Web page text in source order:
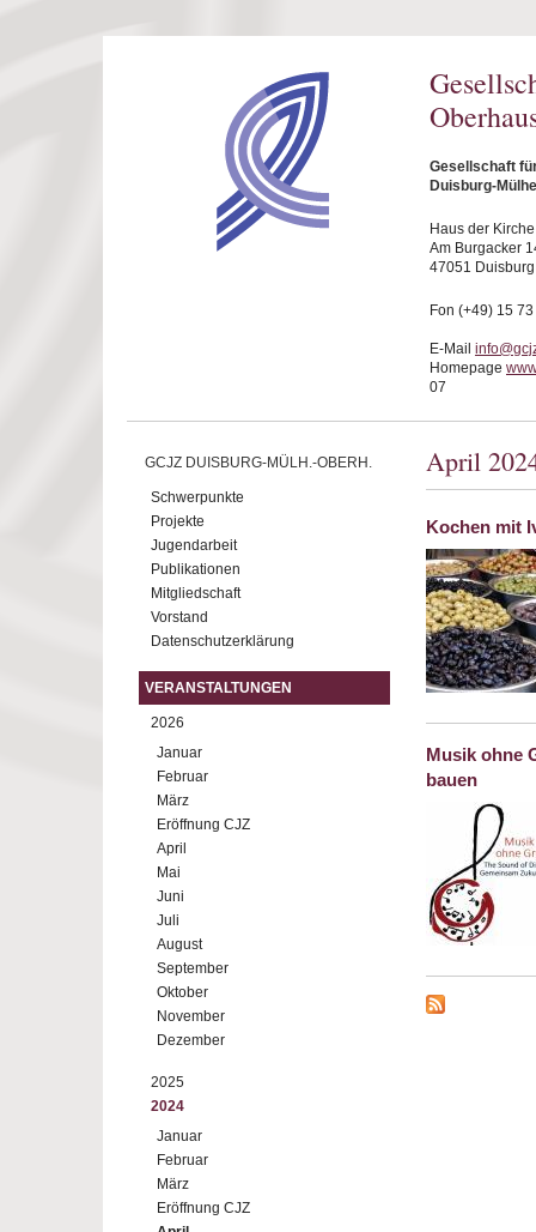
Gesellschaft
Duisburg-
Haus der Kirche
Am Burgacker
47051 Duisburg
Fon (+49) 15
E-Mail
Homepage
07
GCJZ DUISBURG-MÜLH.-OBERH.
Schwerpunkte
Projekte
Jugendarbeit
Publikationen
Mitgliedschaft
Vorstand
Datenschutzerklärung
VERANSTALTUNGEN
2026
Januar
Februar
März
Eröffnung CJZ
April
Mai
Juni
Juli
August
September
Oktober
November
Dezember
2025
2024
Januar
Februar
März
Eröffnung CJZ
April
Kochen mit
Musik ohne
bauen